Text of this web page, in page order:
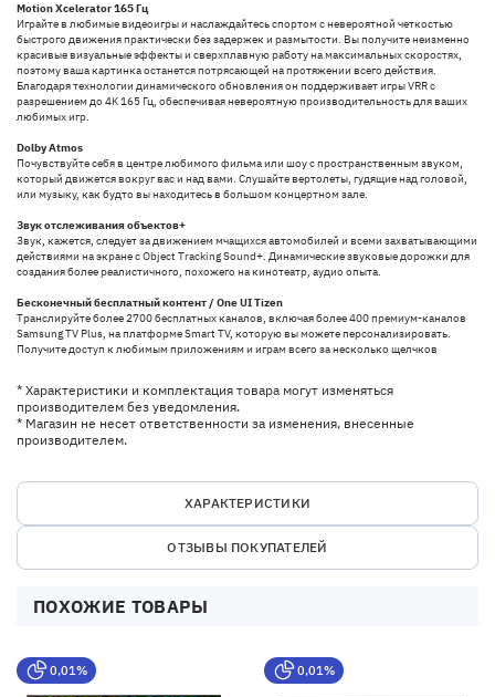
Motion Xcelerator 165 Гц
Играйте в любимые видеоигры и наслаждайтесь спортом с невероятной четкостью
быстрого движения практически без задержек и размытости. Вы получите неизменно
красивые визуальные эффекты и сверхплавную работу на максимальных скоростях,
поэтому ваша картинка останется потрясающей на протяжении всего действия.
Благодаря технологии динамического обновления он поддерживает игры VRR с
разрешением до 4K 165 Гц, обеспечивая невероятную производительность для ваших
любимых игр.
Dolby Atmos
Почувствуйте себя в центре любимого фильма или шоу с пространственным звуком,
который движется вокруг вас и над вами. Слушайте вертолеты, гудящие над головой,
или музыку, как будто вы находитесь в большом концертном зале.
Звук отслеживания объектов+
Звук, кажется, следует за движением мчащихся автомобилей и всеми захватывающими
действиями на экране с Object Tracking Sound+. Динамические звуковые дорожки для
создания более реалистичного, похожего на кинотеатр, аудио опыта.
Бесконечный бесплатный контент / One UI Tizen
Транслируйте более 2700 бесплатных каналов, включая более 400 премиум-каналов
Samsung TV Plus, на платформе Smart TV, которую вы можете персонализировать.
Получите доступ к любимым приложениям и играм всего за несколько щелчков
* Характеристики и комплектация товара могут изменяться
производителем без уведомления.
* Магазин не несет ответственности за изменения, внесенные
производителем.
ХАРАКТЕРИСТИКИ
ОТЗЫВЫ ПОКУПАТЕЛЕЙ
ПОХОЖИЕ ТОВАРЫ
0,01% 0,01%